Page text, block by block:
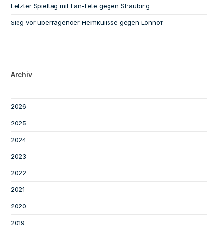
Letzter Spieltag mit Fan-Fete gegen Straubing
Sieg vor überragender Heimkulisse gegen Lohhof
Archiv
2026
2025
2024
2023
2022
2021
2020
2019